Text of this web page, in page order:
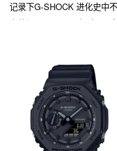
记录下G-SHOCK 进化史中
上共记录了49个历史型号，
表带采用生物树脂的材质。